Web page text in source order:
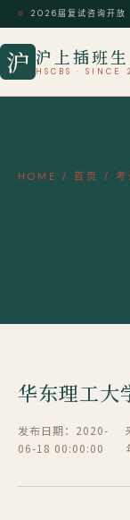
2026届复试咨询开放
沪 沪上插班生
HSCBS · SINCE
HOME / 首页 / 考
华东理工大
发布日期：2020-
06-18 00:00:00